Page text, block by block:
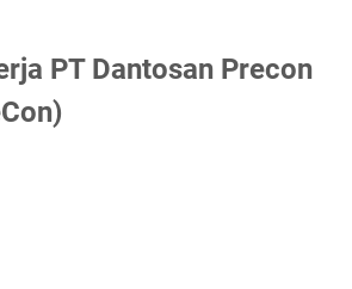
PT Dantosan Precon